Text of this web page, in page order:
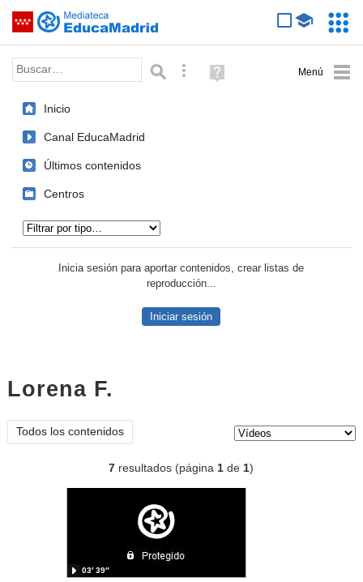
Saltar navegación
Palabra o frase: Búsqueda avanzada
Ayuda
(en
Inicio
Canal EducaMadrid
Últimos contenidos
Centros
Inicia sesión para aportar contenidos, crear listas de
reproducción...
Iniciar sesión
Lorena F.
Todos los contenidos
7 resultados (página1 de1)
03′ 39″